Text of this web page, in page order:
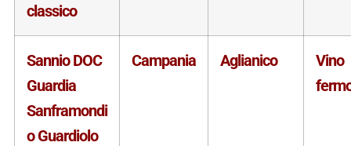
classico
Sannio DOC
Guardia
Sanframondi
o Guardiolo
Campania Aglianico
Vino